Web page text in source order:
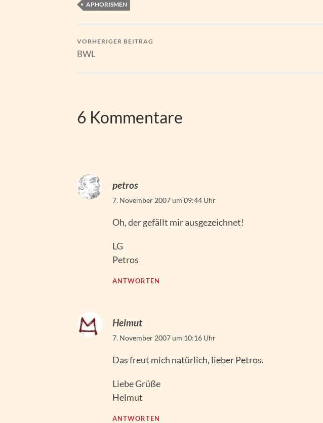
APHORISMEN
VORHERIGER BEITRAG
BWL
6 Kommentare
petros
7. November 2007 um 09:44 Uhr
Oh, der gefällt mir ausgezeichnet!
LG
Petros
ANTWORTEN
Helmut
7. November 2007 um 10:16 Uhr
Das freut mich natürlich, lieber Petros.
Liebe Grüße
Helmut
ANTWORTEN